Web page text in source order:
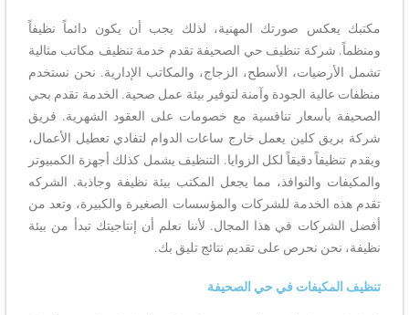
مكتبك يعكس صورتك المهنية، لذلك يجب أن يكون دائماً نظيفاً
ومنظماً. شركة تنظيف حي الصحيفة تقدم خدمة تنظيف مكاتب مثالية
تشمل الأرضيات، الأسطح، الزجاج، والمكاتب الإدارية. نحن نستخدم
منظفات عالية الجودة وآمنة لتوفير بيئة عمل صحية. الخدمة تقدم بحي
الصحيفة بأسعار تنافسية مع خصومات على العقود الشهرية. فريق
شركة بريق كلين يعمل خارج ساعات الدوام لتفادي تعطيل الأعمال،
ويقدم تنظيفاً دقيقاً لكل الزوايا. التنظيف يشمل كذلك أجهزة الكمبيوتر
والمكيفات والنوافذ، مما يجعل المكتب بيئة نظيفة وجاذبة. الشركه
تقدم هذه الخدمة للشركات والمؤسسات الصغيرة والكبيرة، وتعد من
أفضل الشركات في هذا المجال. لأننا نعلم أن إنتاجيتك تبدأ من بيئة
نظيفة، نحن نحرص على تقديم نتائج تليق بك.
تنظيف المكيفات في حي الصحيفة